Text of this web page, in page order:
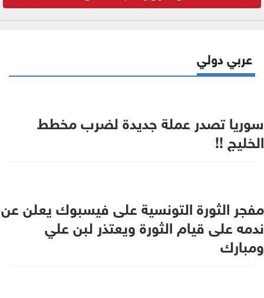
عربي دولي
سوريا تصدر عملة جديدة لضرب مخطط
الخليج !!
مفجر الثورة التونسية على فيسبوك يعلن عن
ندمه على قيام الثورة ويعتذر لبن علي
ومبارك